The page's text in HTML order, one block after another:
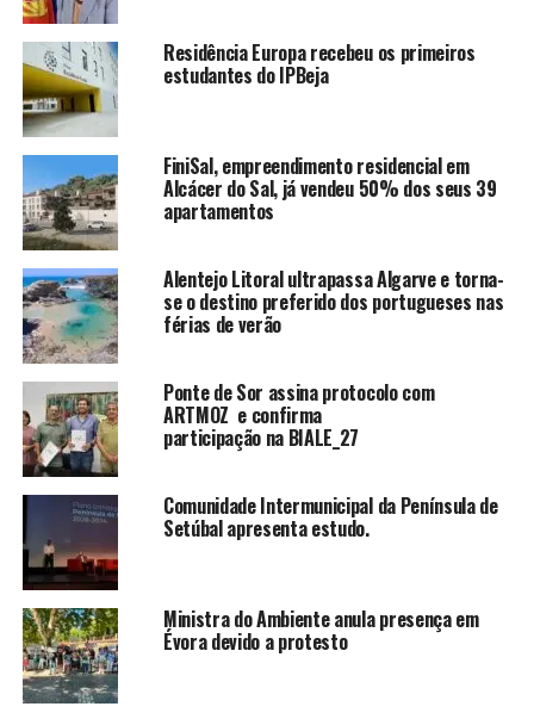
Residência Europa recebeu os primeiros
estudantes do IPBeja
FiniSal, empreendimento residencial em
Alcácer do Sal, já vendeu 50% dos seus 39
apartamentos
Alentejo Litoral ultrapassa Algarve e torna-
se o destino preferido dos portugueses nas
férias de verão
Ponte de Sor assina protocolo com
ARTMOZ e confirma
participação na BIALE_27
Comunidade Intermunicipal da Península de
Setúbal apresenta estudo.
Ministra do Ambiente anula presença em
Évora devido a protesto